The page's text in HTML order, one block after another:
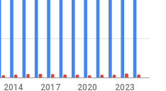
2014 2017 2020 2023